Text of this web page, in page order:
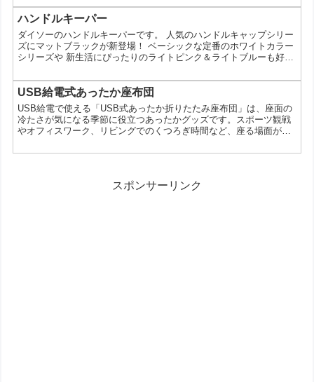
パール、フェイバリット） 親子ぽち袋（リサとガスパール、バルー
ン） シール（リサとガスパール①） シール（リサとガスパール
②） 耐水シール（リサとガスパール、フェイバリット） 耐水シー
ル（リサとガスパール、サイクリング） おすそわけ...
ハンドルキーパー
ダイソーのハンドルキーパーです。 人気のハンドルキャップシリー
ズにマットブラックが新登場！ ベーシックな定番のホワイトカラー
シリーズや 新生活にぴったりのライトピンク＆ライトブルーも好評
(450mL、ブラック) ハンドルキーパー(900mL、ブラック) カラフル
キャップ(275mL) カラフルキャップL(390mL) テーブルコンテナ
(300mL) ハンドルキーパー(200mL) ハンドルキーパー(450mL...
USB給電式あったか座布団
USB給電で使える「USB式あったか折りたたみ座布団」は、座面の
冷たさが気になる季節に役立つあったかグッズです。スポーツ観戦
やオフィスワーク、リビングでのくつろぎ時間など、座る場面が多
徴や活用シーン、購入前に確認したい点を整理して紹介します。
き」と案内されており、使う場所や体感に合わせて温度を切...
スポンサーリンク